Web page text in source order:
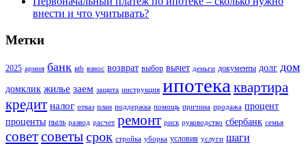
внести и что учитывать?
Метки
2025 армия банк вtb взнос возврат выбор вычет деньги документы долг дом
домклик жилье заем защита инструкция ипотекаквартира
кредит налог отказ план поддержка помощь причина продажа процент
проценты пыль развод расчет ремонт риск руководство сбербанк семья
советсоветысрок стройка уборка условия услуги шаги